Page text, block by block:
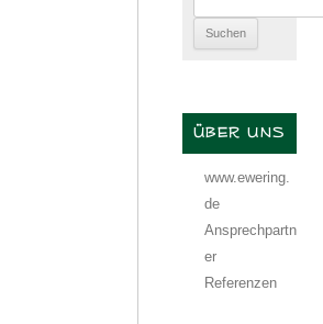
nach:
ÜBER UNS
www.ewering.
de
Ansprechpartn
er
Referenzen